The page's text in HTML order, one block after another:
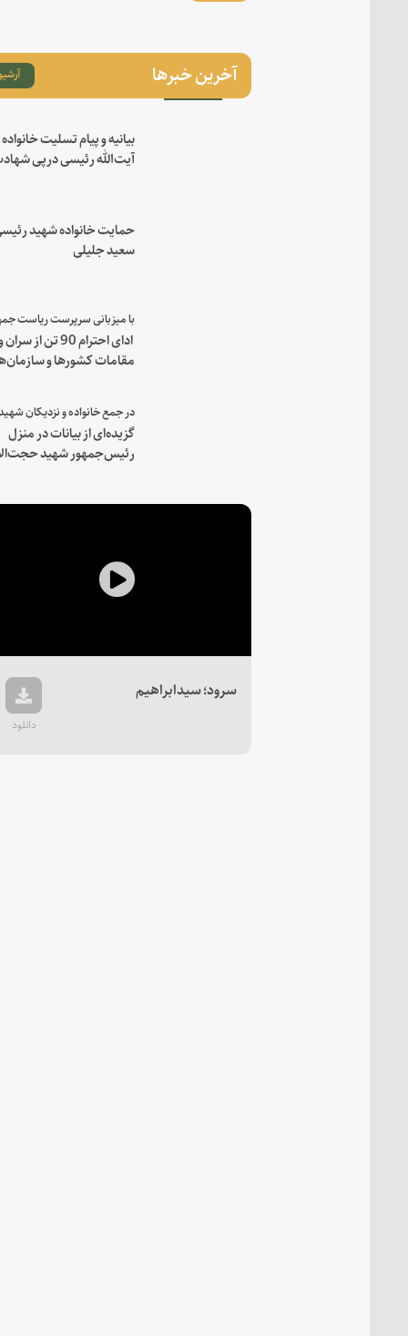
آخرین خبرها
بیانیه و پیام تسلیت
آیت‌الله رئیسی درپی
حمایت خانواده شهید
سعید جلیلی
ادای احترام 90 تن از
مقامات کشورها و
گزیده‌ای از بیانات در منزل
رئیس‌جمهور شهید
Play
Video
سرود؛ سیدابراهیم
دانلود